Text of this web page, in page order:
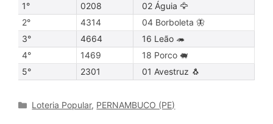
1° 0208
02 Águia 🦅
2°
4314
04 Borboleta 🦋
3°
4664
16 Leão 🦔
4°
1469
18 Porco 🐖
5°
2301 01 Avestruz 🐧
Categories
Loteria Popular, PERNAMBUCO (PE)